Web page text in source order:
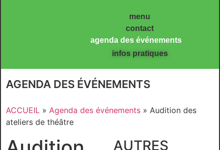
menu
contact
agenda des événements
infos pratiques
AGENDA DES ÉVÉNEMENTS
ACCUEIL » Agenda des événements » Audition des
ateliers de théâtre
AUTRES